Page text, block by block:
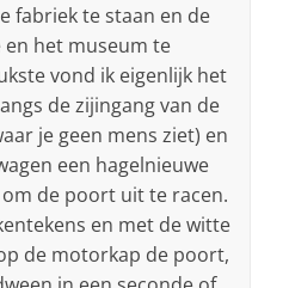
fabriek te staan en de
het museum te
vond ik eigenlijk het
de zijingang van de
je geen mens ziet) en
een hagelnieuwe
de poort uit te racen.
en met de witte
de motorkap de poort,